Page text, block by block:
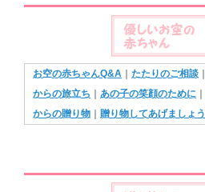
お空の赤ちゃんQ&A たたりのご相談
からの旅立ち
あの子の笑顔のために
からの贈り物
贈り物してあげましょう